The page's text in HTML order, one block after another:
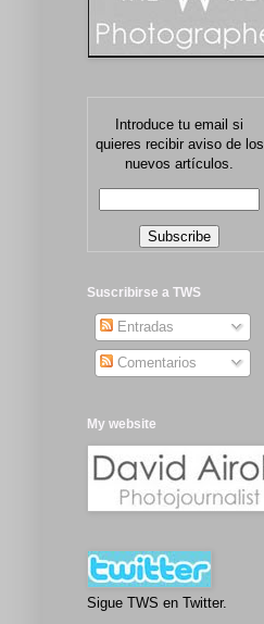
Introduce tu email si
quieres recibir aviso de los
nuevos artículos.
Suscribirse a TWS
Entradas
Comentarios
My website
Sigue TWS en Twitter.